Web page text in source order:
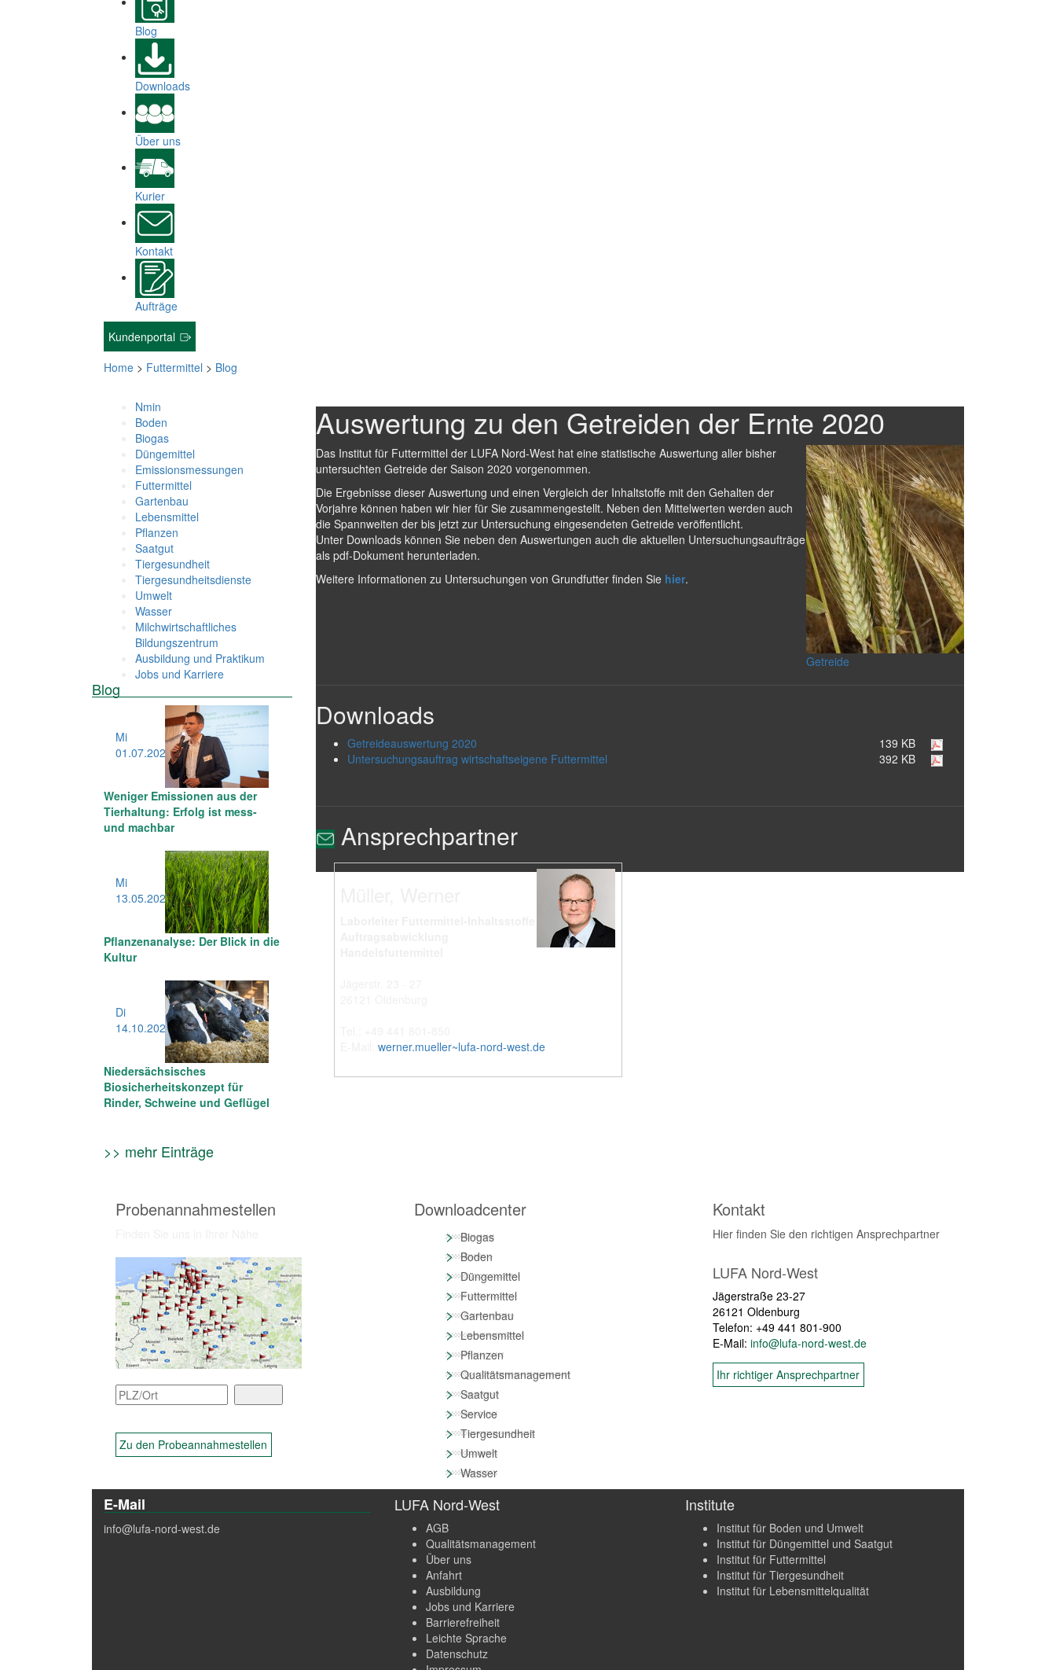
Blog
Downloads
Über uns
Kurier
Kontakt
Aufträge
Kundenportal
Home > Futtermittel > Blog
Nmin
Boden
Biogas
Düngemittel
Emissionsmessungen
Futtermittel
Gartenbau
Lebensmittel
Pflanzen
Saatgut
Tiergesundheit
Tiergesundheitsdienste
Umwelt
Wasser
Milchwirtschaftliches
Bildungszentrum
Ausbildung und Praktikum
Jobs und Karriere
Blog
Mi
01.07.2026
Weniger Emissionen aus der
Tierhaltung: Erfolg ist mess-
und machbar
Mi
13.05.2026
Pflanzenanalyse: Der Blick in die
Kultur
Di
14.10.2025
Niedersächsisches
Biosicherheitskonzept für
Rinder, Schweine und Geflügel
>> mehr Einträge
Auswertung zu den Getreiden der Ernte 2020
Getreide
Das Institut für Futtermittel der LUFA Nord-West hat eine statistische Auswertung aller bisher
untersuchten Getreide der Saison 2020 vorgenommen.
Die Ergebnisse dieser Auswertung und einen Vergleich der Inhaltstoffe mit den Gehalten der
Vorjahre können haben wir hier für Sie zusammengestellt. Neben den Mittelwerten werden auch
die Spannweiten der bis jetzt zur Untersuchung eingesendeten Getreide veröffentlicht.
Unter Downloads können Sie neben den Auswertungen auch die aktuellen Untersuchungsaufträge
als pdf-Dokument herunterladen.
Weitere Informationen zu Untersuchungen von Grundfutter finden Sie hier.
Downloads
139 KB
Getreideauswertung 2020
392 KB
Untersuchungsauftrag wirtschaftseigene Futtermittel
Ansprechpartner
E-Mail:werner.mueller~lufa-nord-west.de
Probenannahmestellen
Zu den Probeannahmestellen
Downloadcenter
>Biogas
>Boden
>Düngemittel
>Futtermittel
>Gartenbau
>Lebensmittel
>Pflanzen
>Qualitätsmanagement
>Saatgut
>Service
>Tiergesundheit
>Umwelt
>Wasser
Kontakt
Hier finden Sie den richtigen Ansprechpartner
LUFA Nord-West
Jägerstraße 23-27
26121 Oldenburg
Telefon: +49 441 801-900
E-Mail: info@lufa-nord-west.de
Ihr richtiger Ansprechpartner
E-Mail
info@lufa-nord-west.de
LUFA Nord-West
AGB
Qualitätsmanagement
Über uns
Anfahrt
Ausbildung
Jobs und Karriere
Barrierefreiheit
Leichte Sprache
Datenschutz
Institute
Institut für Boden und Umwelt
Institut für Düngemittel und Saatgut
Institut für Futtermittel
Institut für Tiergesundheit
Institut für Lebensmittelqualität